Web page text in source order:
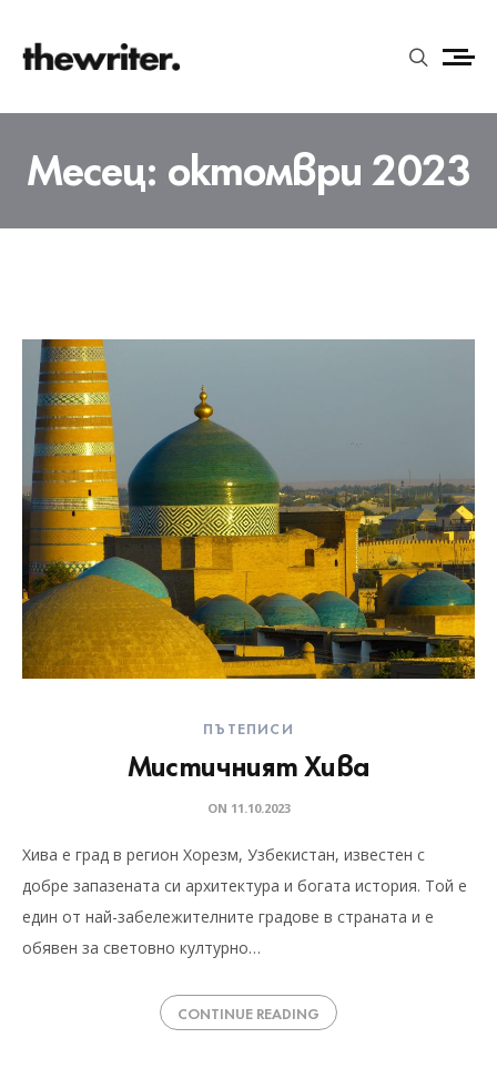
Месец: октомври 2023
ПЪТЕПИСИ
Мистичният Хива
ON 11.10.2023
Хива е град в регион Хорезм, Узбекистан, известен с
добре запазената си архитектура и богата история. Той е
един от най-забележителните градове в страната и е
обявен за световно културно…
CONTINUE READING